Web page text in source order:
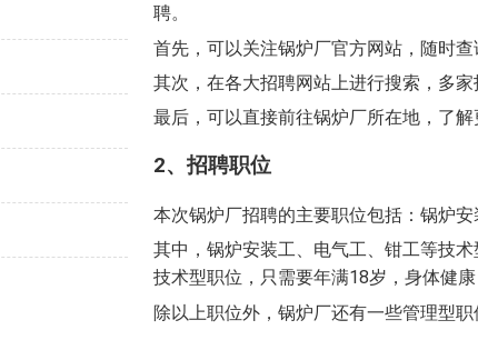
聘。
首先，可以关注锅炉厂官方网站，随时查
其次，在各大招聘网站上进行搜索，多
最后，可以直接前往锅炉厂所在地，了解
2、招聘职位
本次锅炉厂招聘的主要职位包括：锅炉
其中，锅炉安装工、电气工、钳工等技
技术型职位，只需要年满18岁，身体健
除以上职位外，锅炉厂还有一些管理型